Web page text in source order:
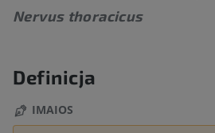
Nervus thoracicus
Definicja
IMAIOS